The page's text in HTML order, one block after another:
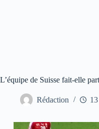
L’équipe de Suisse fait-elle
Rédaction